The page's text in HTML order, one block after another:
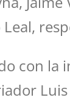
con la